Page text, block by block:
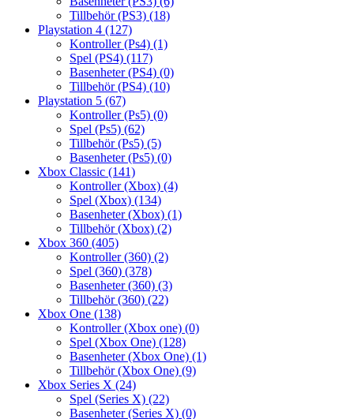
Tillbehör (PS3) (18)
Playstation 4 (127)
Kontroller (Ps4) (1)
Spel (PS4) (117)
Basenheter (PS4) (0)
Tillbehör (PS4) (10)
Playstation 5 (67)
Kontroller (Ps5) (0)
Spel (Ps5) (62)
Tillbehör (Ps5) (5)
Basenheter (Ps5) (0)
Xbox Classic (141)
Kontroller (Xbox) (4)
Spel (Xbox) (134)
Basenheter (Xbox) (1)
Tillbehör (Xbox) (2)
Xbox 360 (405)
Kontroller (360) (2)
Spel (360) (378)
Basenheter (360) (3)
Tillbehör (360) (22)
Xbox One (138)
Kontroller (Xbox one) (0)
Spel (Xbox One) (128)
Basenheter (Xbox One) (1)
Tillbehör (Xbox One) (9)
Xbox Series X (24)
Spel (Series X) (22)
Basenheter (Series X) (0)